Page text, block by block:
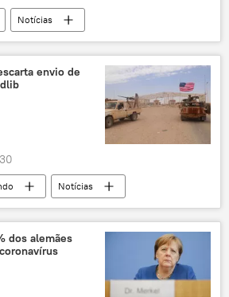
Notícias
novo coronavírus
envio de
Notícias
Idlib
PKK
Recep Tayyip Erdogan
Vladimir Putin
dos alemães